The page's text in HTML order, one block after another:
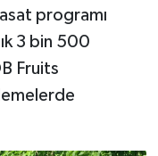
programı
3 bin 500
Fruits